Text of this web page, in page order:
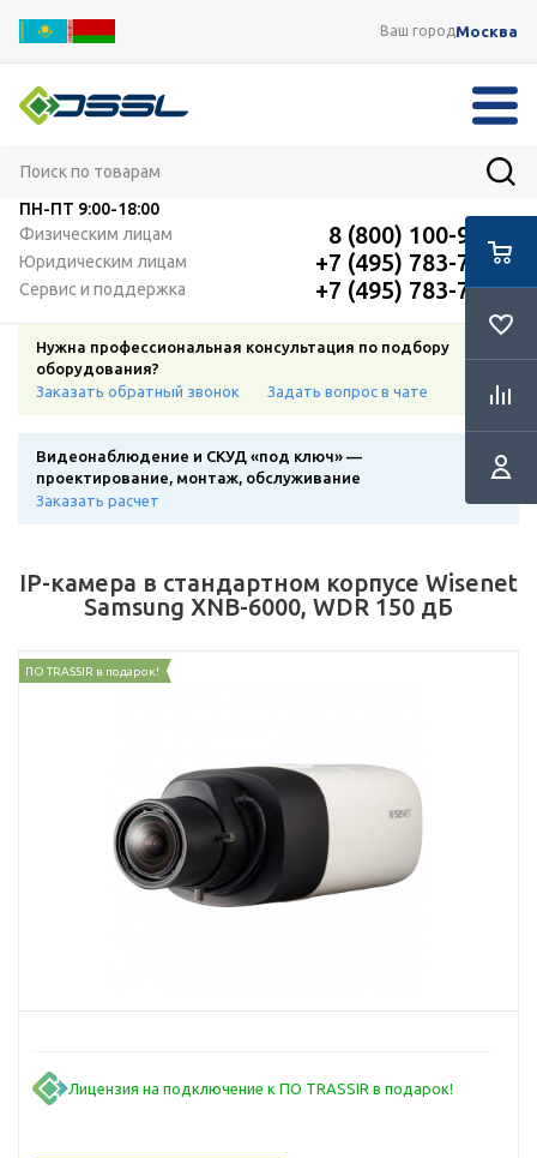
Ваш городМосква
ПН-ПТ 9:00-18:00
Физическим лицам
8 (800) 100-91-12
Юридическим лицам +7 (495) 783-72-87
Сервис и поддержка +7 (495) 783-72-87
Нужна профессиональная консультация по подбору
оборудования?
Заказать обратный звонок
Задать вопрос в чате
Видеонаблюдение и СКУД «под ключ» —
проектирование, монтаж, обслуживание
Заказать расчет
IP-камера в стандартном корпусе Wisenet
Samsung XNB-6000, WDR 150 дБ
ПО TRASSIR в подарок!
Лицензия на подключение к ПО TRASSIR в подарок!